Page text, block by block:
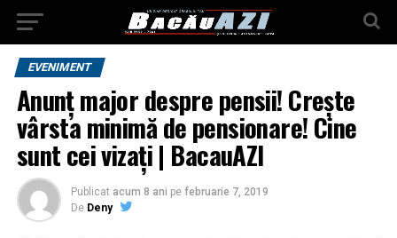
EVENIMENT
Anunț major despre pensii! Crește
vârsta minimă de pensionare! Cine
sunt cei vizați | BacauAZI
Publicat acum 8 ani pe februarie 7, 2019
De Deny